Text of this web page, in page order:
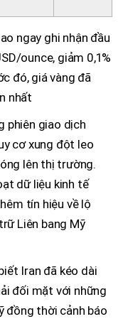
ngay ghi nhận đầu
ounce, giảm 0,1%
đó, giá vàng đã
nhất
phiên giao dịch
cơ xung đột leo
lên thị trường.
dữ liệu kinh tế
tín hiệu về lộ
Liên bang Mỹ
Iran đã kéo dài
đối mặt với những
đồng thời cảnh báo